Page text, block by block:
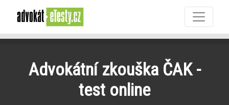
Advokátní zkouška ČAK -
test online